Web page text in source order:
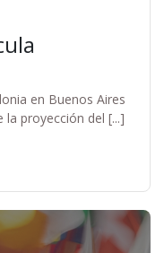
en Buenos Aires
proyección del [...]